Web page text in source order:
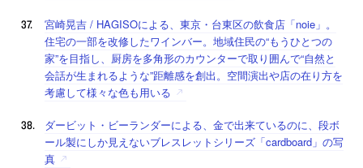
宮崎晃吉 / HAGISOによる、東京・台東区の飲食店「noie」。
住宅の一部を改修したワインバー。地域住民の“もうひとつの
家”を目指し、厨房を多角形のカウンターで取り囲んで“自然と
会話が生まれるような”距離感を創出。空間演出や店の在り方を
考慮して様々な色も用いる
ダービット・ビーランダーによる、金で出来ているのに、段ボ
ール製にしか見えないブレスレットシリーズ「cardboard」の写
真